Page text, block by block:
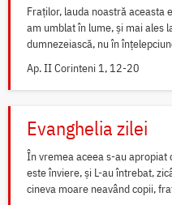
Fraților, lauda noastră aceasta
am umblat în lume, și mai ales
dumnezeiască, nu în
Ap. II Corinteni 1, 12-20
Evanghelia zilei
În vremea aceea s-au apropiat
este înviere, și L-au întrebat,
cineva moare neavând copii,